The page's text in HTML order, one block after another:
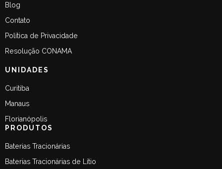
Blog
Contato
Política de Privacidade
Resolução CONAMA
UNIDADES
Curitiba
Manaus
Florianópolis
PRODUTOS
Baterias Tracionárias
Baterias Tracionárias de Lítio